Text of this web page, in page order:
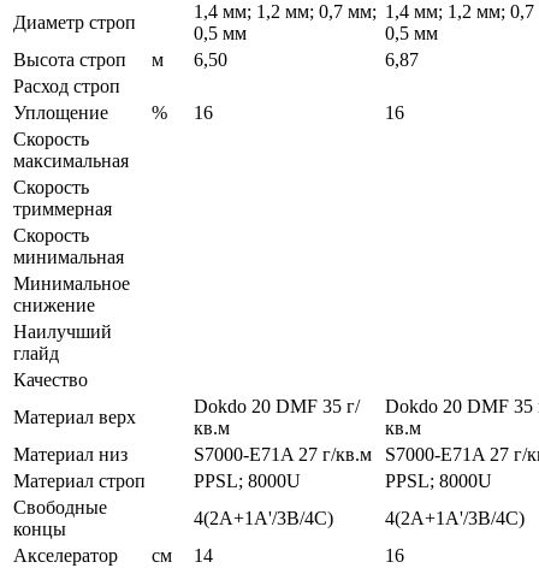
Диаметр строп
1,4 мм; 1,2 мм; 0,7 мм;
0,5 мм
1,4 мм; 1,2 мм;
0,5 мм
Высота строп
м 6,50
6,87
Расход строп
Уплощение
% 16
16
Скорость
максимальная
Скорость
триммерная
Скорость
минимальная
Минимальное
снижение
Наилучший
глайд
Качество
Материал верх
Dokdo 20 DMF 35 г/
кв.м
Dokdo 20 DMF 35
кв.м
Материал низ
S7000-E71A 27 г/кв.м
S7000-E71A 27 г/
Материал строп
PPSL; 8000U
PPSL; 8000U
Свободные
концы
4(2A+1A'/3B/4C)
4(2A+1A'/3B/4C)
Акселератор
см 14 16